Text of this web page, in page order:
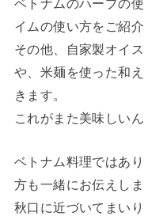
ベトナムのハーブの
イムの使い方をご紹介
その他、自家製オイ
や、米麺を使った和
きます。
これがまた美味しいん
ベトナム料理ではあ
方も一緒にお伝えしま
秋口に近づいてまい